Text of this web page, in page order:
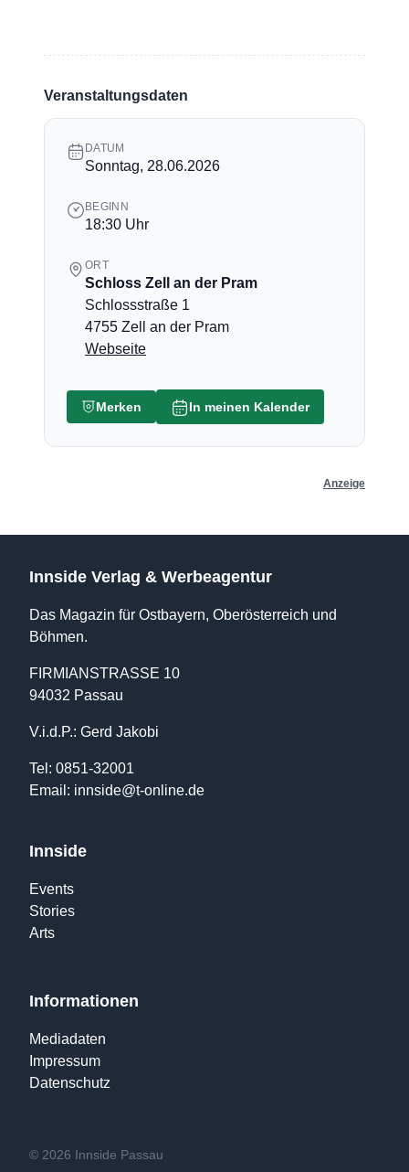
Veranstaltungsdaten
DATUM
Sonntag, 28.06.2026
BEGINN
18:30 Uhr
ORT
Schloss Zell an der Pram
Schlossstraße 1
4755 Zell an der Pram
Webseite
Merken In meinen Kalender
Anzeige
Innside Verlag & Werbeagentur
Das Magazin für Ostbayern, Oberösterreich und
Böhmen.
FIRMIANSTRASSE 10
94032 Passau
V.i.d.P.: Gerd Jakobi
Tel: 0851-32001
Email: innside@t-online.de
Innside
Events
Stories
Arts
Informationen
Mediadaten
Impressum
Datenschutz
© 2026 Innside Passau